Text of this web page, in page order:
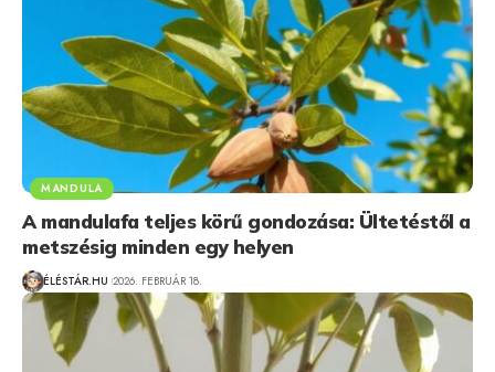
MANDULA
A mandulafa teljes körű gondozása: Ültetéstől a
metszésig minden egy helyen
ÉLÉSTÁR.HU 2026. FEBRUÁR 18.